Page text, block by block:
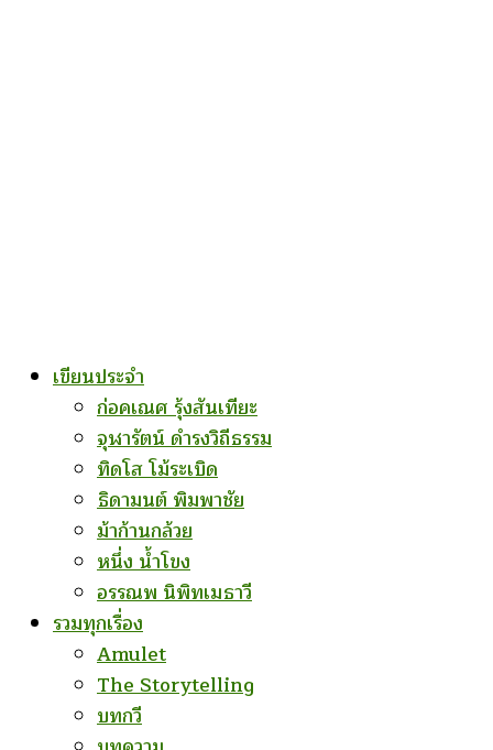
เขียนประจำ
ก่อคเณศ รุ้งสันเทียะ
จุฬารัตน์ ดำรงวิถีธรรม
ทิดโส โม้ระเบิด
ธิดามนต์ พิมพาชัย
ม้าก้านกล้วย
หนึ่ง น้ำโขง
อรรณพ นิพิทเมธาวี
รวมทุกเรื่อง
Amulet
The Storytelling
บทกวี